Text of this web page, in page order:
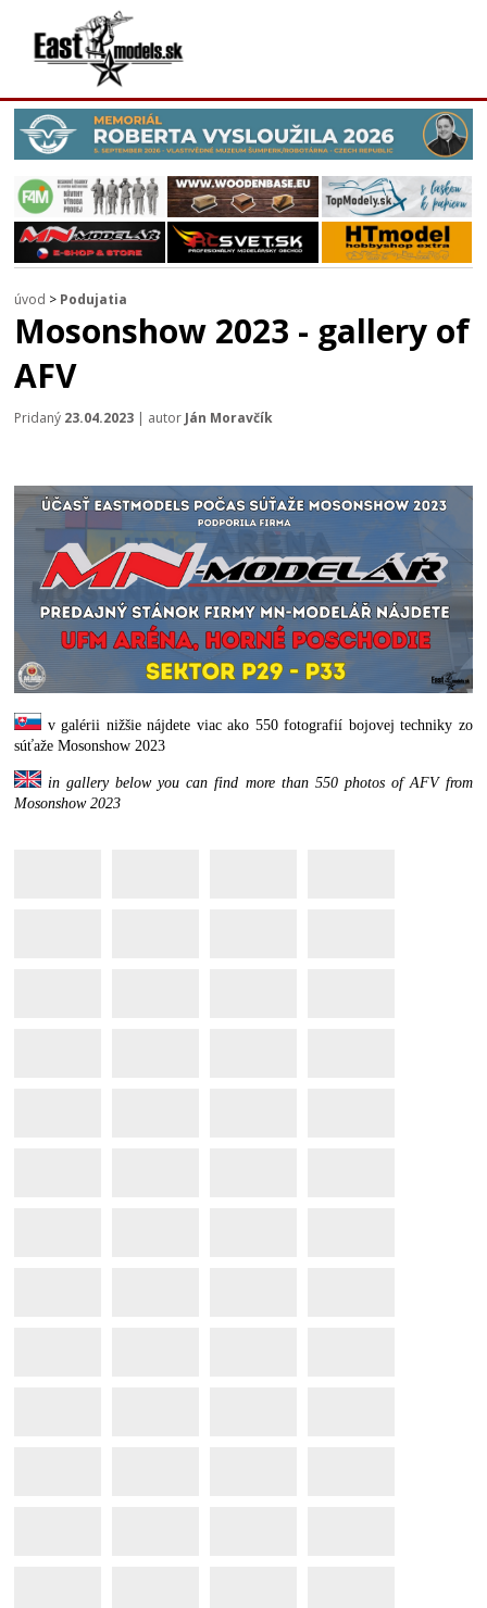
úvod > Podujatia
Mosonshow 2023 - gallery of
AFV
Pridaný 23.04.2023 | autorJán Moravčík
v galérii nižšie nájdete viac ako 550 fotografií bojovej techniky zo
súťaže Mosonshow 2023
in gallery below you can find more than 550 photos of AFV from
Mosonshow 2023